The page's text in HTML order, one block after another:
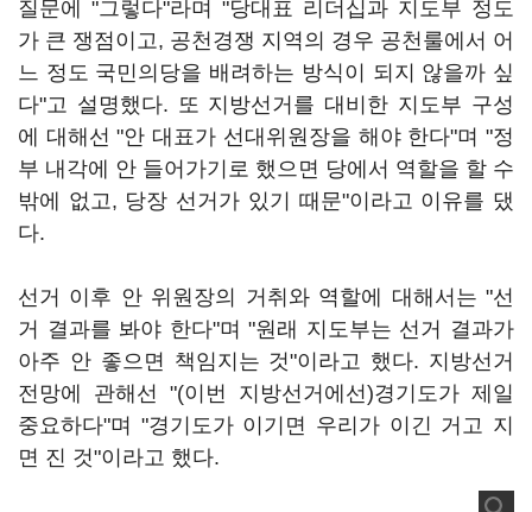
질문에 "그렇다"라며 "당대표 리더십과 지도부 정도
가 큰 쟁점이고, 공천경쟁 지역의 경우 공천룰에서 어
느 정도 국민의당을 배려하는 방식이 되지 않을까 싶
다"고 설명했다. 또 지방선거를 대비한 지도부 구성
에 대해선 "안 대표가 선대위원장을 해야 한다"며 "정
부 내각에 안 들어가기로 했으면 당에서 역할을 할 수
밖에 없고, 당장 선거가 있기 때문"이라고 이유를 댔
다.
선거 이후 안 위원장의 거취와 역할에 대해서는 "선
거 결과를 봐야 한다"며 "원래 지도부는 선거 결과가
아주 안 좋으면 책임지는 것"이라고 했다. 지방선거
전망에 관해선 "(이번 지방선거에선)경기도가 제일
중요하다"며 "경기도가 이기면 우리가 이긴 거고 지
면 진 것"이라고 했다.